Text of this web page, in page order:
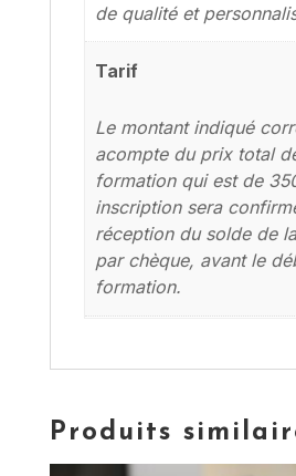
de qualité et
Tarif
Le montant indiqué
acompte du prix total
formation qui est de
inscription sera
réception du solde de
par chèque, avant le
formation.
Produits